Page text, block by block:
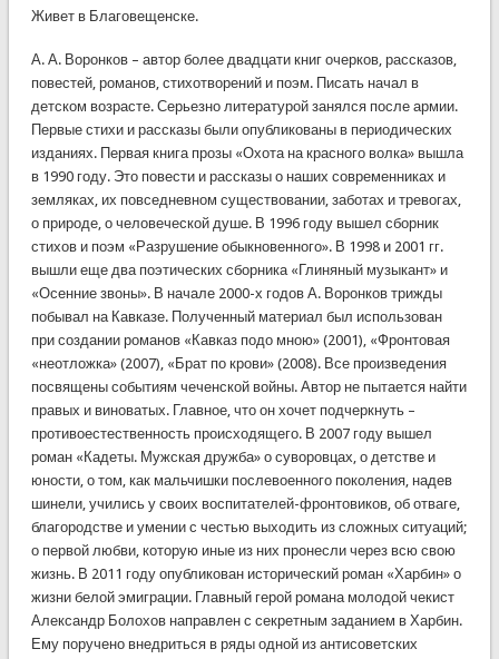
Живет в Благовещенске.
А. А. Воронков – автор более двадцати книг очерков, рассказов,
повестей, романов, стихотворений и поэм. Писать начал в
детском возрасте. Серьезно литературой занялся после армии.
Первые стихи и рассказы были опубликованы в периодических
изданиях. Первая книга прозы «Охота на красного волка» вышла
в 1990 году. Это повести и рассказы о наших современниках и
земляках, их повседневном существовании, заботах и тревогах,
о природе, о человеческой душе. В 1996 году вышел сборник
стихов и поэм «Разрушение обыкновенного». В 1998 и 2001 гг.
вышли еще два поэтических сборника «Глиняный музыкант» и
«Осенние звоны». В начале 2000-х годов А. Воронков трижды
побывал на Кавказе. Полученный материал был использован
при создании романов «Кавказ подо мною» (2001), «Фронтовая
«неотложка» (2007), «Брат по крови» (2008). Все произведения
посвящены событиям чеченской войны. Автор не пытается найти
правых и виноватых. Главное, что он хочет подчеркнуть –
противоестественность происходящего. В 2007 году вышел
роман «Кадеты. Мужская дружба» о суворовцах, о детстве и
юности, о том, как мальчишки послевоенного поколения, надев
шинели, учились у своих воспитателей-фронтовиков, об отваге,
благородстве и умении с честью выходить из сложных ситуаций;
о первой любви, которую иные из них пронесли через всю свою
жизнь. В 2011 году опубликован исторический роман «Харбин» о
жизни белой эмиграции. Главный герой романа молодой чекист
Александр Болохов направлен с секретным заданием в Харбин.
Ему поручено внедриться в ряды одной из антисоветских